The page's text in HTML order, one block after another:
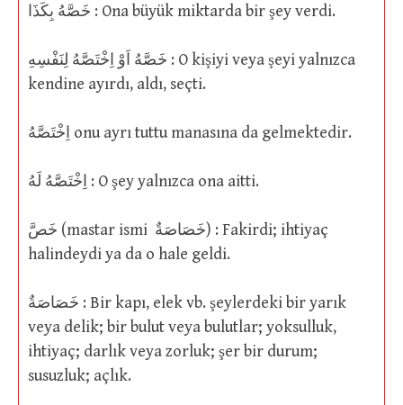
خَصَّهُ بِكَذَا : Ona büyük miktarda bir şey verdi.
خَصَّهُ اَوْ اِخْتَصَّهُ لِنَفْسِهِ : O kişiyi veya şeyi yalnızca
kendine ayırdı, aldı, seçti.
اِخْتَصَّهُ onu ayrı tuttu manasına da gelmektedir.
اِخْتَصَّهُ لَهُ : O şey yalnızca ona aitti.
خَصَّ (mastar ismi خَصَاصَةٌ) : Fakirdi; ihtiyaç
halindeydi ya da o hale geldi.
خَصَاصَةٌ : Bir kapı, elek vb. şeylerdeki bir yarık
veya delik; bir bulut veya bulutlar; yoksulluk,
ihtiyaç; darlık veya zorluk; şer bir durum;
susuzluk; açlık.